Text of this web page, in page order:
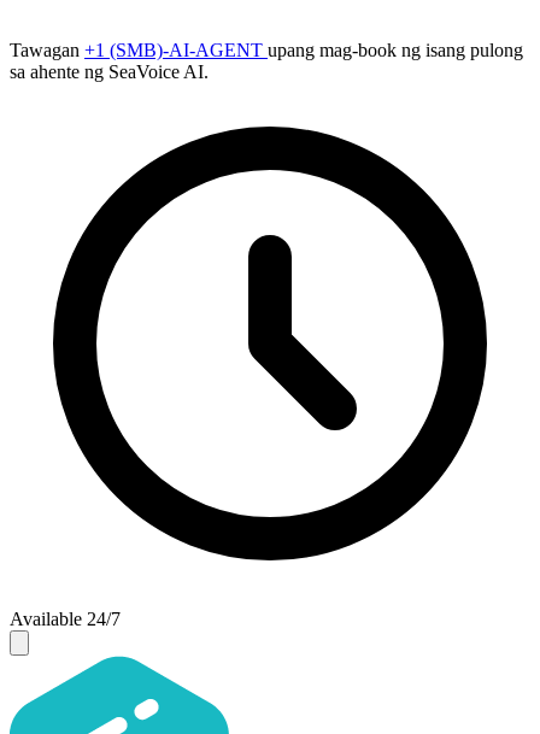
Tawagan +1 (SMB)-AI-AGENT upang mag-book ng isang pulong
sa ahente ng SeaVoice AI.
Available 24/7